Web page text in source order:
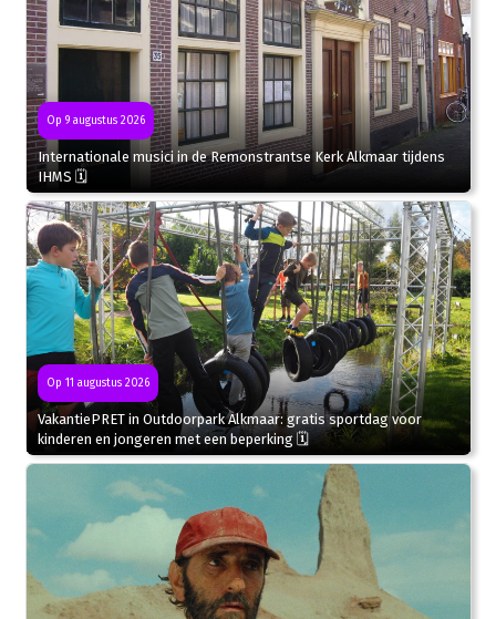
Op 9 augustus 2026
Internationale musici in de Remonstrantse Kerk Alkmaar tijdens
IHMS 🗓
Op 11 augustus 2026
VakantiePRET in Outdoorpark Alkmaar: gratis sportdag voor
kinderen en jongeren met een beperking 🗓